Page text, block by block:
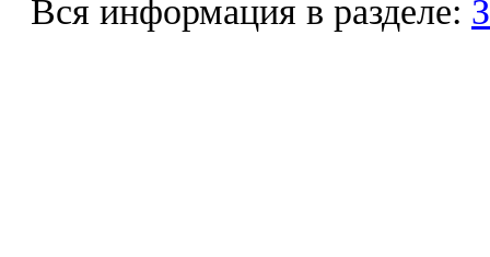
Вся информация в разделе: